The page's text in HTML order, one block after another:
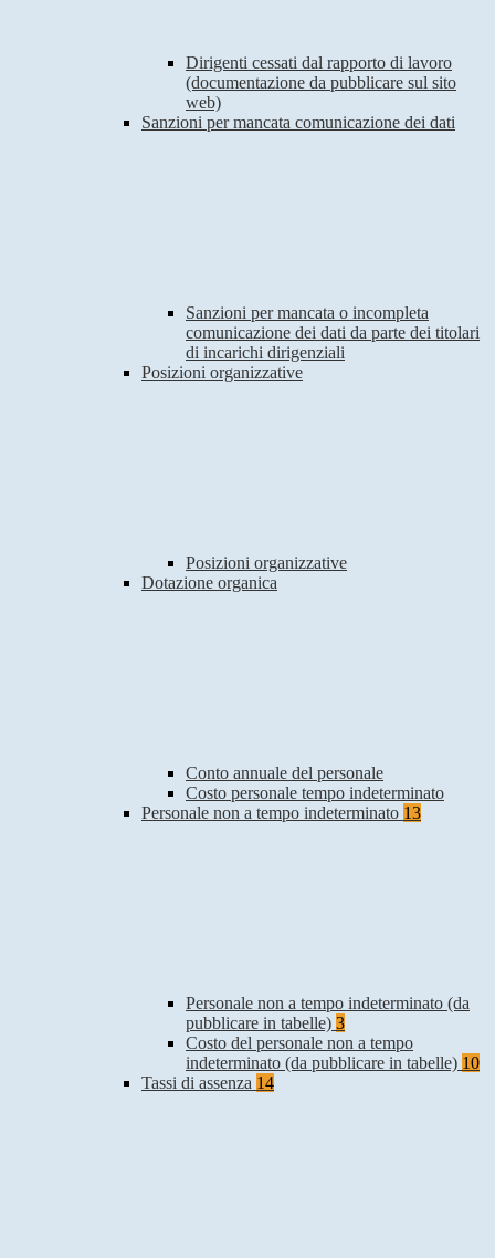
Dirigenti cessati dal rapporto di lavoro
(documentazione da pubblicare sul sito
web)
Sanzioni per mancata comunicazione dei dati
Sanzioni per mancata o incompleta
comunicazione dei dati da parte dei titolari
di incarichi dirigenziali
Posizioni organizzative
Posizioni organizzative
Dotazione organica
Conto annuale del personale
Costo personale tempo indeterminato
Personale non a tempo indeterminato 13
Personale non a tempo indeterminato (da
pubblicare in tabelle) 3
Costo del personale non a tempo
indeterminato (da pubblicare in tabelle) 10
Tassi di assenza 14